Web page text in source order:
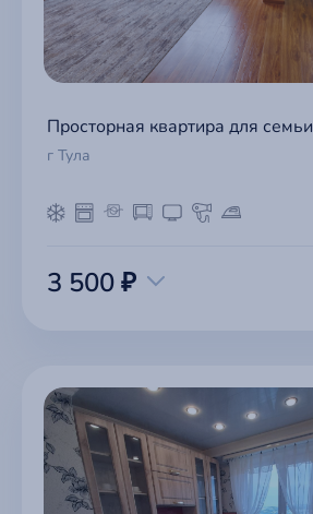
Просторная квартира для семьи
г Тула
3 500 ₽